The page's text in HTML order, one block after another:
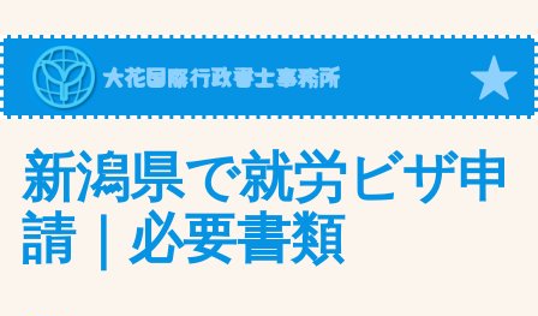
容
を
ス
大花国際行政書士事務所
新潟県で就労ビザ申
請｜必要書類